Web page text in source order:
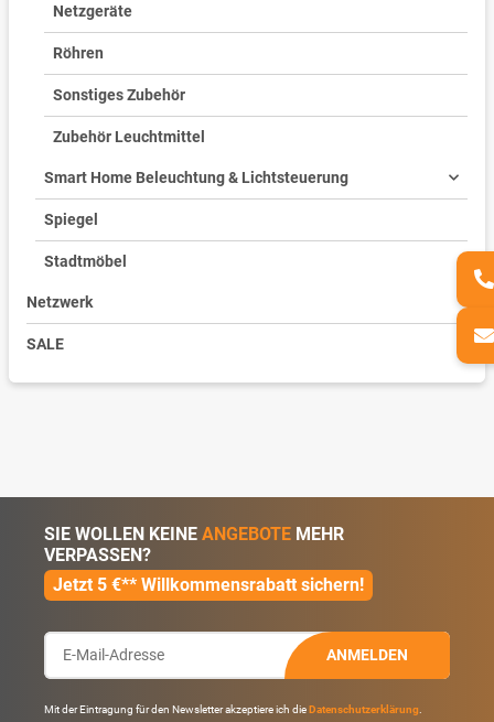
Netzgeräte
Röhren
Sonstiges Zubehör
Zubehör Leuchtmittel
Smart Home Beleuchtung & Lichtsteuerung
Spiegel
Stadtmöbel
Netzwerk
SALE
SIE WOLLEN KEINE ANGEBOTE MEHR
VERPASSEN?
Jetzt 5 €** Willkommensrabatt sichern!
ANMELDEN
Mit der Eintragung für den Newsletter akzeptiere ich dieDatenschutzerklärung